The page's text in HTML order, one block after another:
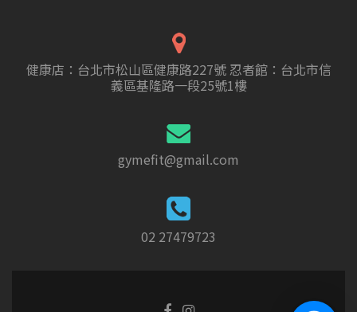
健康店：台北市松山區健康路227號 忍者館：台北市信
義區基隆路一段25號1樓
gymefit@gmail.com
02 27479723